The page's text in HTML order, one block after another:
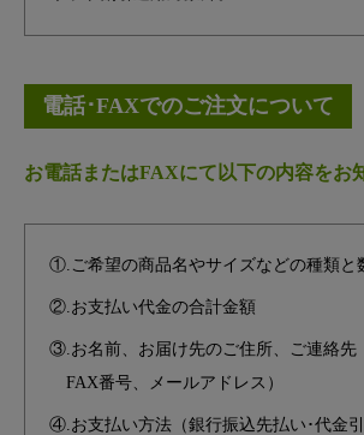
電話･FAXでのご注文について
お電話またはFAXにて以下の内容をお
①.ご希望の商品名やサイズなどの種類と
②.お支払い代金の合計金額
③.お名前、お届け先のご住所、ご連絡先
FAX番号、メールアドレス）
④.お支払い方法（銀行振込先払い･代金